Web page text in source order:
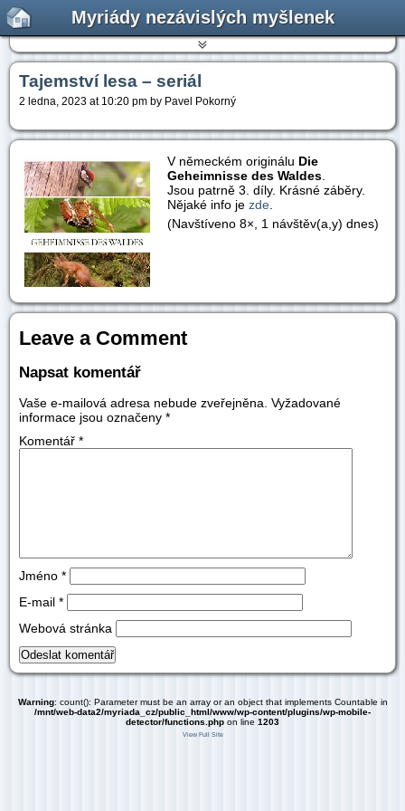
Myriády nezávislých myšlenek
Tajemství lesa – seriál
2 ledna, 2023 at 10:20 pm by Pavel Pokorný
V německém originálu Die
Geheimnisse des Waldes
Jsou patrně 3. díly. Krásné záběry.
Nějaké info jezde
(Navštíveno 8×, 1 návštěv(a,y) dnes)
Leave a Comment
Napsat komentář
Vaše e-mailová adresa nebude zveřejněna. Vyžadované
informace jsou označeny *
Komentář *
Jméno *
E-mail *
Webová stránka
Warning: count(): Parameter must be an array or an object that implements Countable in
/mnt/web-data2/myriada_cz/public_html/www/wp-content/plugins/wp-mobile-
detector/functions.php on line 1203
View Full Site